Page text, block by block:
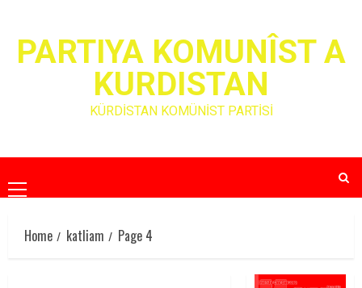
contentPARTIYA KOMUNÎST A
KURDISTAN
KÜRDİSTAN KOMÜNİST PARTİSİ
Primary
Menu
Home
katliam Page 4